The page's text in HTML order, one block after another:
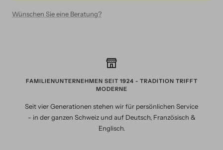
Wünschen Sie eine Beratung?
FAMILIENUNTERNEHMEN SEIT 1924 - TRADITION TRIFFT
MODERNE
Seit vier Generationen stehen wir für persönlichen Service
- in der ganzen Schweiz und auf Deutsch, Französisch &
Englisch.